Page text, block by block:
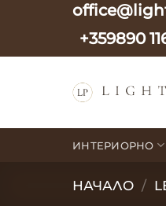
+359890
ИНТЕРИОРНО
НАЧАЛО /